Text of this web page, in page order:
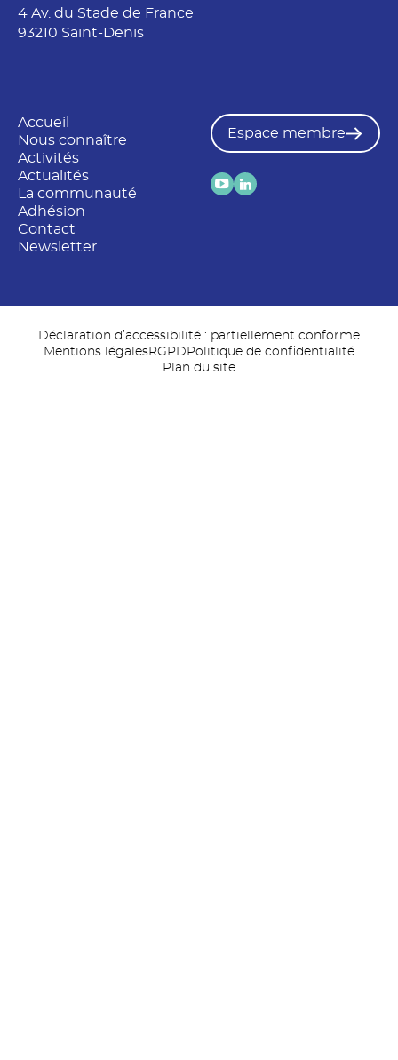
4 Av. du Stade de France
93210 Saint-Denis
Accueil
Nous connaître
Activités
Actualités
La communauté
Adhésion
Contact
Newsletter
Espace membre
Déclaration d’accessibilité : partiellement conforme
Mentions légalesRGPD Politique de confidentialité
Plan du site